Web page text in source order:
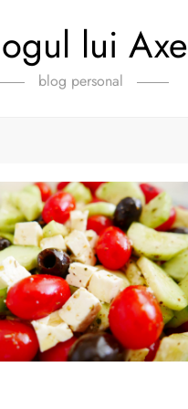
lui Axe
blog personal